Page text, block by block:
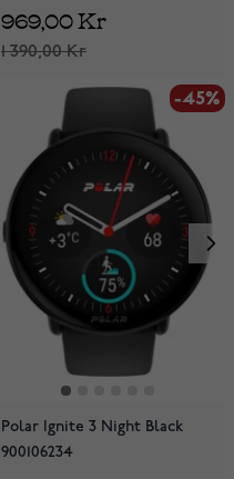
1 390,00 Kr
969,00 Kr
-45%
Polar Ignite 3 Night Black
900106234